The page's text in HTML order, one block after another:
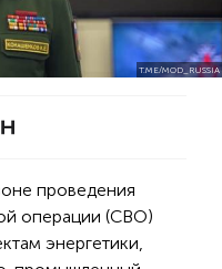
T.ME/MOD_RUSSIA
проведения
операции (СВО)
энергетики,